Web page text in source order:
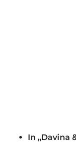
In „Davina